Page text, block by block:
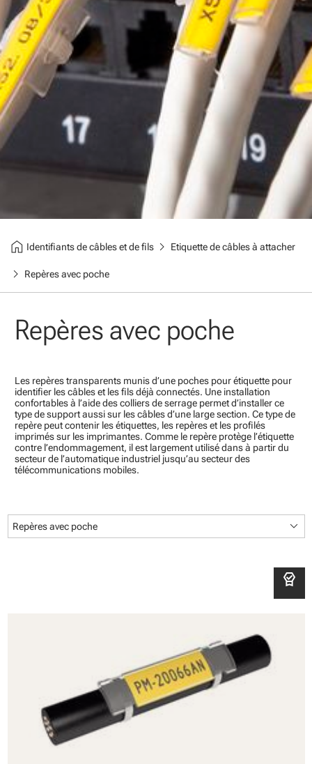
home Identifiants de câbles et de filschevron_right Etiquette de câbles à attacher
chevron_right Repères avec poche
Repères avec poche
Les repères transparents munis d’une poches pour étiquette pour
identifier les câbles et les fils déjà connectés. Une installation
confortables à l’aide des colliers de serrage permet d’installer ce
type de support aussi sur les câbles d’une large section. Ce type de
repère peut contenir les étiquettes, les repères et les profilés
imprimés sur les imprimantes. Comme le repère protège l’étiquette
contre l’endommagement, il est largement utilisé dans à partir du
secteur de l’automatique industriel jusqu’au secteur des
télécommunications mobiles.
Repères avec poche keyboard_arrow_down
editor_choice